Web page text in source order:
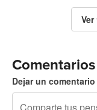
Comentarios
Dejar un comentario